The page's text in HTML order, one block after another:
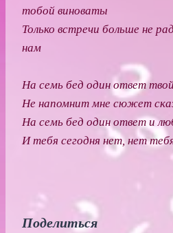
тобой виноваты
Только встречи больше не
нам
На семь бед один ответ
Не напомнит мне сюжет
На семь бед один ответ и
И тебя сегодня нет, нет
Поделиться